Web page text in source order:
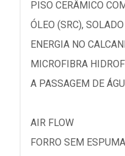
PISO CERÂMICO
ÓLEO (SRC),
ENERGIA NO
MICROFIBRA
A PASSAGEM DE
AIR FLOW
FORRO SEM